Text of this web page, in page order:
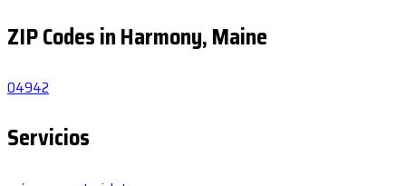
ZIP Codes in Harmony, Maine
04942
Servicios